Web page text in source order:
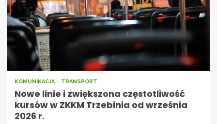
KOMUNIKACJA TRANSPORT
Nowe linie i zwiększona częstotliwość
kursów w ZKKM Trzebinia od września
2026 r.